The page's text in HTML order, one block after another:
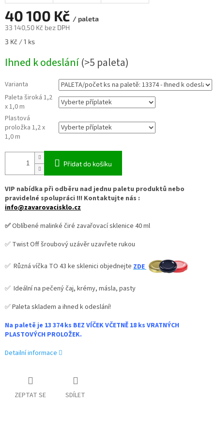
40 100 Kč / paleta
33 140,50 Kč bez DPH
Měrná
3 Kč / 1 ks
Ihned k odeslání(>5 paleta)
Varianta
Paleta široká 1,2
x 1,0 m
Plastová
proložka 1,2 x
1,0 m
Přidat do košíku
VIP nabídka při odběru nad jednu paletu produktů nebo
pravidelné spolupráci !!! Kontaktujte nás :
info@zavarovacisklo.cz
✅Oblíbené malinké čiré zavařovací sklenice 40 ml
✅ Twist Off šroubový uzávěr uzavřete rukou
✅ Různá víčka TO 43 ke sklenici objednejte ZDE
✅ Ideální na pečený čaj, krémy, másla, pasty
✅ Paleta skladem a ihned k odeslání!
Na paletě je 13 374 ks BEZ VÍČEK VČETNĚ 18 ks VRATNÝCH
PLASTOVÝCH PROLOŽEK.
Detailní informace
ZEPTAT SE SDÍLET